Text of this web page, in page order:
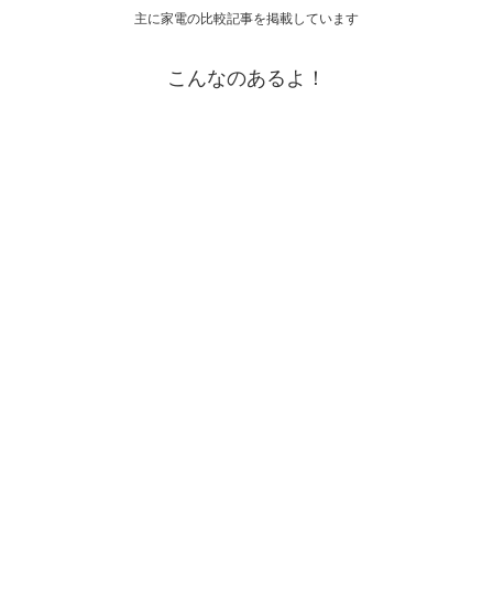
主に家電の比較記事を掲載しています
こんなのあるよ！